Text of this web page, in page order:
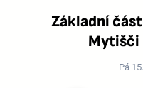
Základní část
Mytišči
Pá